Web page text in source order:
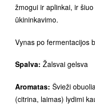
žmogui ir aplinkai, ir
ūkininkavimo.
Vynas po fermentacijos
Spalva: Žalsvai gelsva
Aromatas: Švieži
(citrina, laimas) lydimi